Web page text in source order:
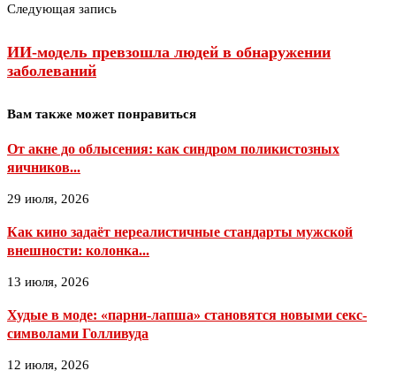
Следующая запись
ИИ-модель превзошла людей в обнаружении
заболеваний
Вам также может понравиться
От акне до облысения: как синдром поликистозных
яичников...
29 июля, 2026
Как кино задаёт нереалистичные стандарты мужской
внешности: колонка...
13 июля, 2026
Худые в моде: «парни-лапша» становятся новыми секс-
символами Голливуда
12 июля, 2026